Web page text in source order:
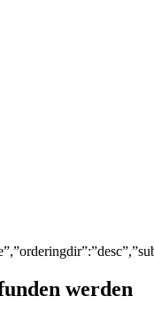
werden